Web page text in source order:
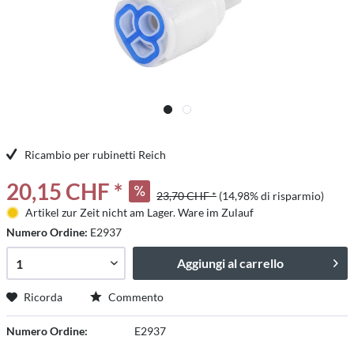
Ricambio per rubinetti Reich
20,15 CHF * 23,70 CHF * (14,98% di risparmio)
Artikel zur Zeit nicht am Lager. Ware im Zulauf
Numero Ordine: E2937
Aggiungi al carrello
Ricorda Commento
Numero Ordine: E2937